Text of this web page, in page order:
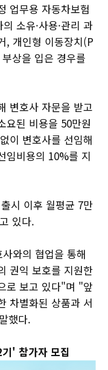
업무용 자동차보험
소유·사용·관리 과
, 개인형 이동장치(P
상을 입은 경우를
변호사 자문을 받고
요된 비용을 50만원
이 변호사를 선임해
임비용의 10%를 지
시 이후 월평균 7만
있다.
와의 협업을 통해
권익 보호를 지원한
로 보고 있다"며 "앞
차별화된 상품과 서
했다.
' 참가자 모집